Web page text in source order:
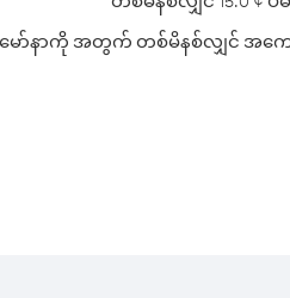
မော်နာကို အတွက် တစ်မိနစ်လျှင် အကေ